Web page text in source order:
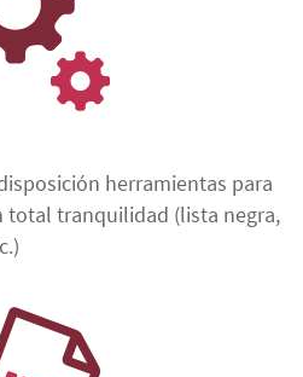
herramientas para
total tranquilidad (lista negra,